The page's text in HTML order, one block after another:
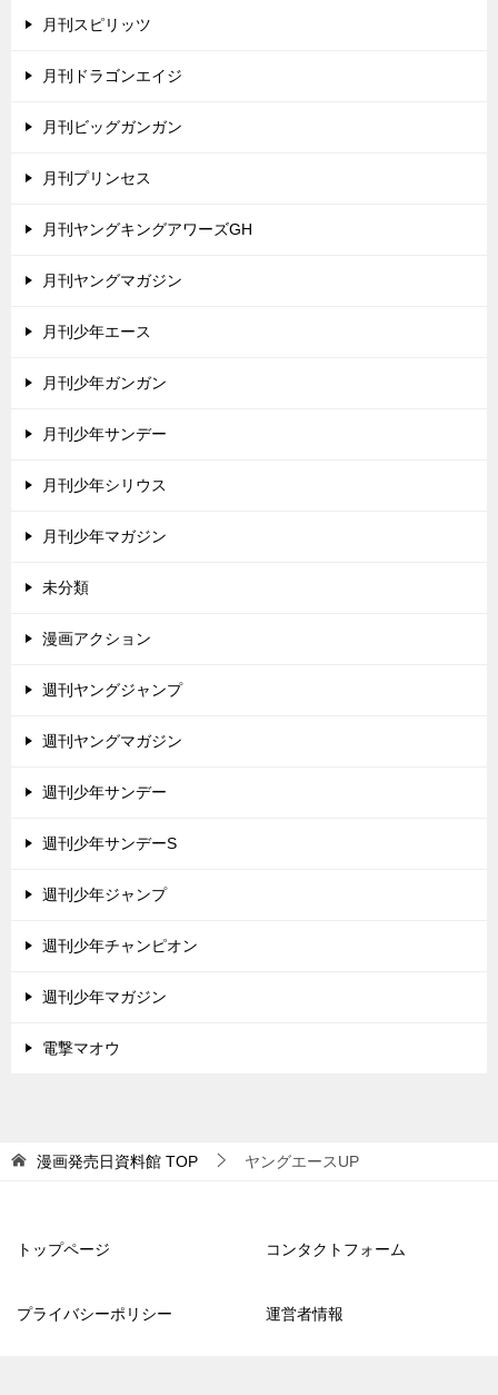
月刊スピリッツ
月刊ドラゴンエイジ
月刊ビッグガンガン
月刊プリンセス
月刊ヤングキングアワーズGH
月刊ヤングマガジン
月刊少年エース
月刊少年ガンガン
月刊少年サンデー
月刊少年シリウス
月刊少年マガジン
未分類
漫画アクション
週刊ヤングジャンプ
週刊ヤングマガジン
週刊少年サンデー
週刊少年サンデーS
週刊少年ジャンプ
週刊少年チャンピオン
週刊少年マガジン
電撃マオウ
漫画発売日資料館 TOP ヤングエースUP
トップページ コンタクトフォーム
プライバシーポリシー 運営者情報